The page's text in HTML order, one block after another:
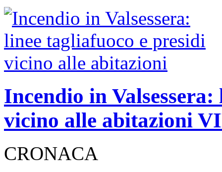
Incendio in
vicino alle abitazioni
CRONACA